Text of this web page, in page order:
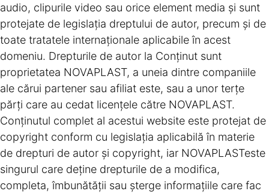
audio, clipurile video sau orice element media şi sunt
protejate de legislaţia dreptului de autor, precum şi de
toate tratatele internaţionale aplicabile în acest
domeniu. Drepturile de autor la Conţinut sunt
proprietatea NOVAPLAST, a uneia dintre companiile
ale cărui partener sau afiliat este, sau a unor terţe
părţi care au cedat licenţele către NOVAPLAST.
Conţinutul complet al acestui website este protejat de
copyright conform cu legislaţia aplicabilă în materie
de drepturi de autor şi copyright, iar NOVAPLASTeste
singurul care deţine drepturile de a modifica,
completa, îmbunătăţii sau şterge informaţiile care fac